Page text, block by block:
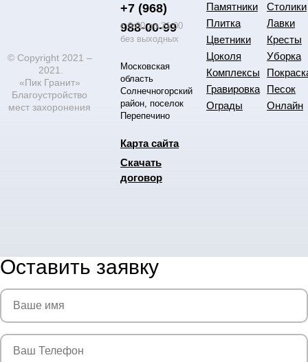
© Copyright 2021 –
2021.
«Пик Гранит»
Благоустройство
мест захоронения
+7 (968)
988-00-99
с 9:00 до 21:00
без выходных
Московская
область
Солнечногорский
район, поселок
Перепечино
Карта сайта
Скачать
договор
Памятники
Плитка
Цветники
Цоколя
Комплексы
Гравировка
Ограды
Столики
Лавки
Кресты
Уборка
Песок
Онлайн
Оставить заявку